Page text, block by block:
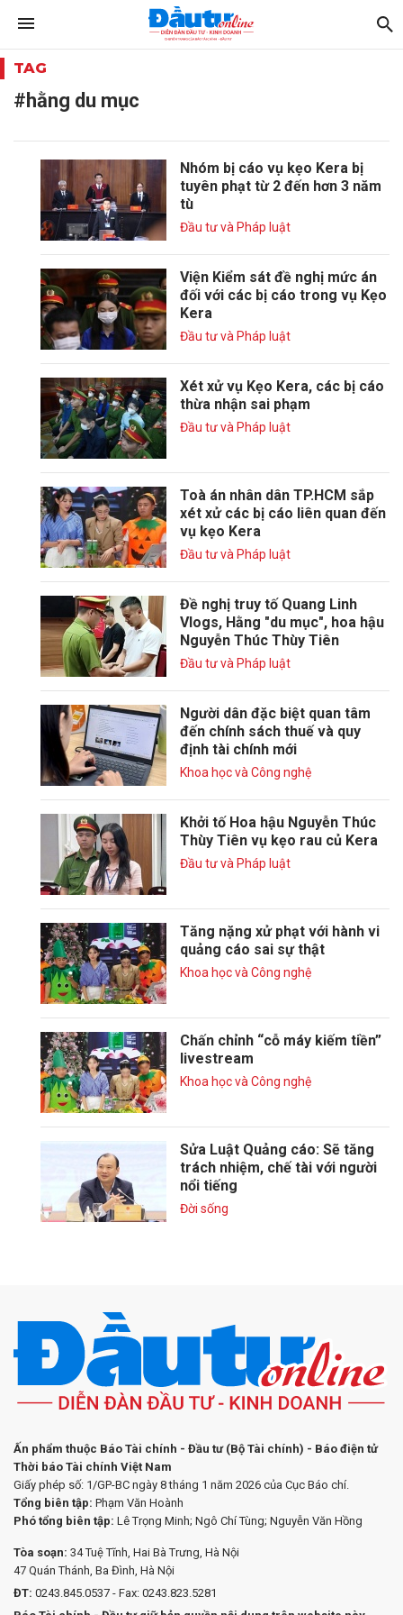
TAG
#hằng du mục
Nhóm bị cáo vụ kẹo Kera bị
tuyên phạt từ 2 đến hơn 3 năm
tù
Đầu tư và Pháp luật
Viện Kiểm sát đề nghị mức án
đối với các bị cáo trong vụ Kẹo
Kera
Đầu tư và Pháp luật
Xét xử vụ Kẹo Kera, các bị cáo
thừa nhận sai phạm
Đầu tư và Pháp luật
Toà án nhân dân TP.HCM sắp
xét xử các bị cáo liên quan đến
vụ kẹo Kera
Đầu tư và Pháp luật
Đề nghị truy tố Quang Linh
Vlogs, Hằng "du mục", hoa hậu
Nguyễn Thúc Thùy Tiên
Đầu tư và Pháp luật
Người dân đặc biệt quan tâm
đến chính sách thuế và quy
định tài chính mới
Khoa học và Công nghệ
Khởi tố Hoa hậu Nguyễn Thúc
Thùy Tiên vụ kẹo rau củ Kera
Đầu tư và Pháp luật
Tăng nặng xử phạt với hành vi
quảng cáo sai sự thật
Khoa học và Công nghệ
Chấn chỉnh “cỗ máy kiếm tiền”
livestream
Khoa học và Công nghệ
Sửa Luật Quảng cáo: Sẽ tăng
trách nhiệm, chế tài với người
nổi tiếng
Đời sống
Ấn phẩm thuộc Báo Tài chính - Đầu tư (Bộ Tài chính) - Báo điện tử
Thời báo Tài chính Việt Nam
Giấy phép số: 1/GP-BC ngày 8 tháng 1 năm 2026 của Cục Báo chí.
Tổng biên tập: Phạm Văn Hoành
Phó tổng biên tập: Lê Trọng Minh; Ngô Chí Tùng; Nguyễn Văn Hồng
Tòa soạn: 34 Tuệ Tĩnh, Hai Bà Trưng, Hà Nội
47 Quán Thánh, Ba Đình, Hà Nội
ĐT: 0243.845.0537 - Fax: 0243.823.5281